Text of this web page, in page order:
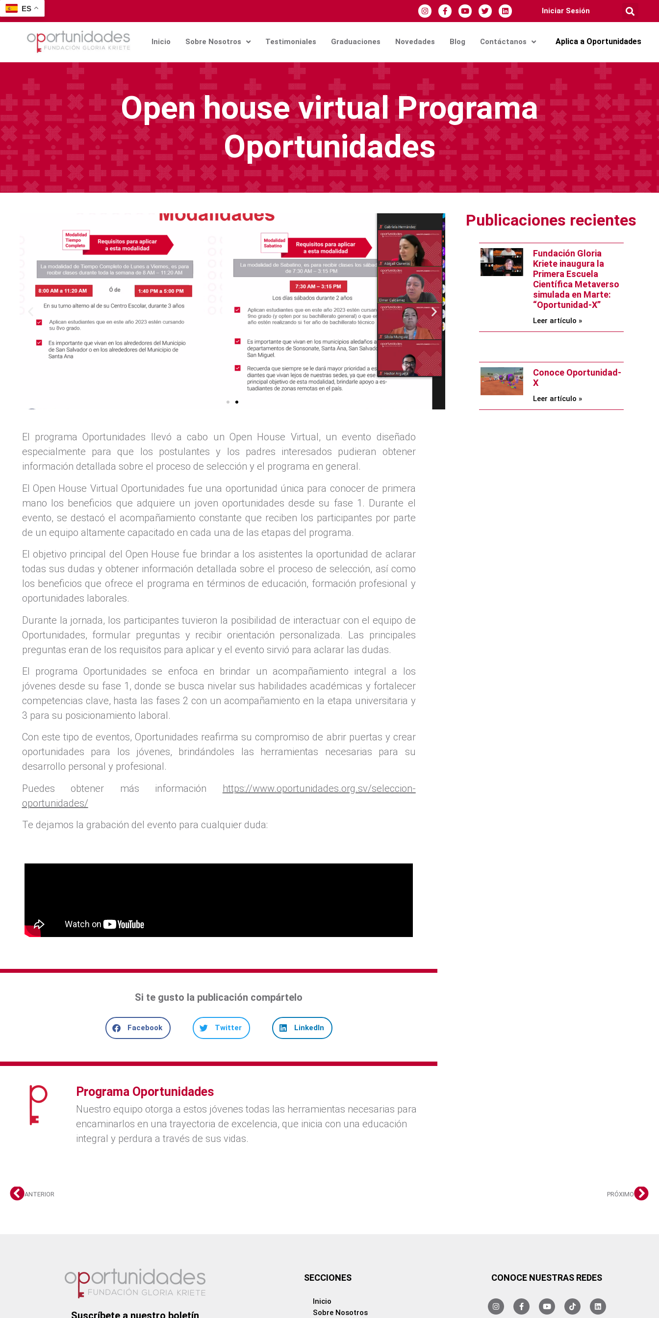
Iniciar Sesión
Inicio Sobre Nosotros Testimoniales Graduaciones Novedades Blog Contáctanos Aplica a Oportunidades
Open house virtual Programa
Oportunidades
Publicaciones recientes
Fundación Gloria
Kriete inaugura la
Primera Escuela
Científica Metaverso
simulada en Marte:
“Oportunidad-X”
Leer artículo »
Conoce Oportunidad-
X
Leer artículo »
El programa Oportunidades llevó a cabo un Open House Virtual, un evento diseñado
especialmente para que los postulantes y los padres interesados pudieran obtener
información detallada sobre el proceso de selección y el programa en general.
El Open House Virtual Oportunidades fue una oportunidad única para conocer de primera
mano los beneficios que adquiere un joven oportunidades desde su fase 1. Durante el
evento, se destacó el acompañamiento constante que reciben los participantes por parte
de un equipo altamente capacitado en cada una de las etapas del programa.
El objetivo principal del Open House fue brindar a los asistentes la oportunidad de aclarar
todas sus dudas y obtener información detallada sobre el proceso de selección, así como
los beneficios que ofrece el programa en términos de educación, formación profesional y
oportunidades laborales.
Durante la jornada, los participantes tuvieron la posibilidad de interactuar con el equipo de
Oportunidades, formular preguntas y recibir orientación personalizada. Las principales
preguntas eran de los requisitos para aplicar y el evento sirvió para aclarar las dudas.
El programa Oportunidades se enfoca en brindar un acompañamiento integral a los
jóvenes desde su fase 1, donde se busca nivelar sus habilidades académicas y fortalecer
competencias clave, hasta las fases 2 con un acompañamiento en la etapa universitaria y
3 para su posicionamiento laboral.
Con este tipo de eventos, Oportunidades reafirma su compromiso de abrir puertas y crear
oportunidades para los jóvenes, brindándoles las herramientas necesarias para su
desarrollo personal y profesional.
Puedes obtener más información https://www.oportunidades.org.sv/seleccion-
oportunidades/
Te dejamos la grabación del evento para cualquier duda:
Si te gusto la publicación compártelo
Facebook Twitter LinkedIn
Programa Oportunidades
Nuestro equipo otorga a estos jóvenes todas las herramientas necesarias para
encaminarlos en una trayectoria de excelencia, que inicia con una educación
integral y perdura a través de sus vidas.
ANTERIOR PRÓXIMO
SECCIONES
Inicio
Sobre Nosotros
CONOCE NUESTRAS REDES
ES